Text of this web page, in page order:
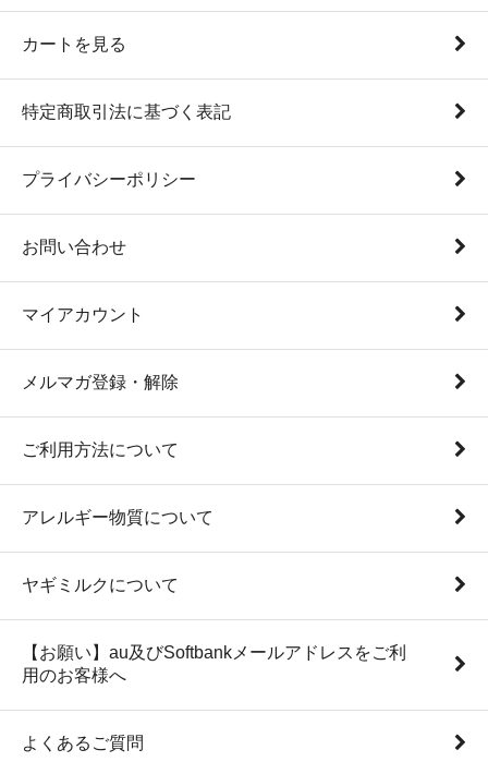
カートを見る
特定商取引法に基づく表記
プライバシーポリシー
お問い合わせ
マイアカウント
メルマガ登録・解除
ご利用方法について
アレルギー物質について
ヤギミルクについて
【お願い】au及びSoftbankメールアドレスをご利
用のお客様へ
よくあるご質問